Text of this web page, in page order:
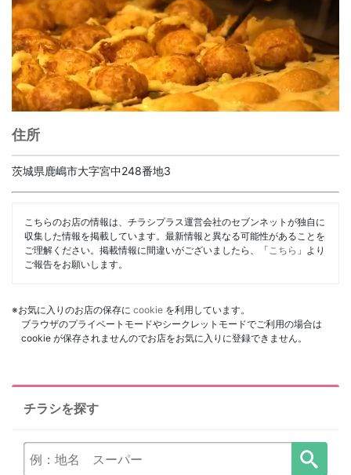
住所
茨城県鹿嶋市大字宮中248番地3
こちらのお店の情報は、チラシプラス運営会社のセブンネットが独自に
収集した情報を掲載しています。最新情報と異なる可能性があることを
ご理解ください。掲載情報に間違いがございましたら、「 こちら 」より
ご報告をお願いします。
※お気に入りのお店の保存に cookie を利用しています。
ブラウザのプライベートモードやシークレットモードでご利用の場合は
cookie が保存されませんのでお店をお気に入りに登録できません。
チラシを探す